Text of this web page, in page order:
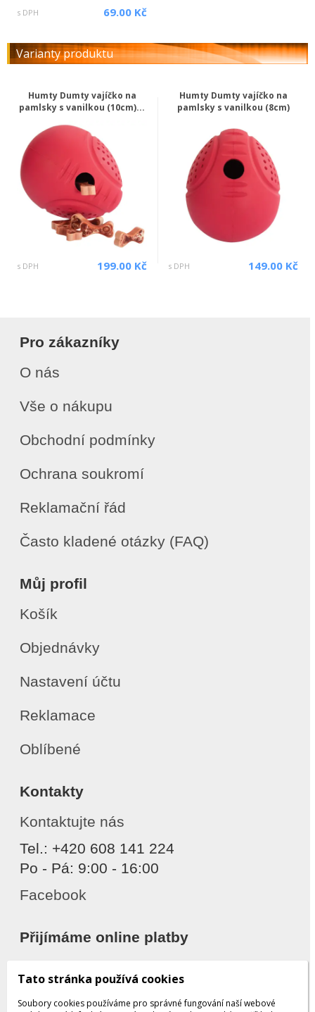
s DPH 69.00 Kč
Varianty produktu
Humty Dumty vajíčko na
pamlsky s vanilkou (10cm)...
s DPH 199.00 Kč
Humty Dumty vajíčko na
pamlsky s vanilkou (8cm)
s DPH 149.00 Kč
Pro zákazníky
O nás
Vše o nákupu
Obchodní podmínky
Ochrana soukromí
Reklamační řád
Často kladené otázky (FAQ)
Můj profil
Košík
Objednávky
Nastavení účtu
Reklamace
Oblíbené
Kontakty
Kontaktujte nás
Tel.: +420 608 141 224
Po - Pá: 9:00 - 16:00
Facebook
Přijímáme online platby
Tato stránka používá cookies
Soubory cookies používáme pro správné fungování naší webové